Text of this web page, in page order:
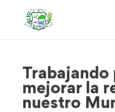
Trabajando
mejorar la
nuestro